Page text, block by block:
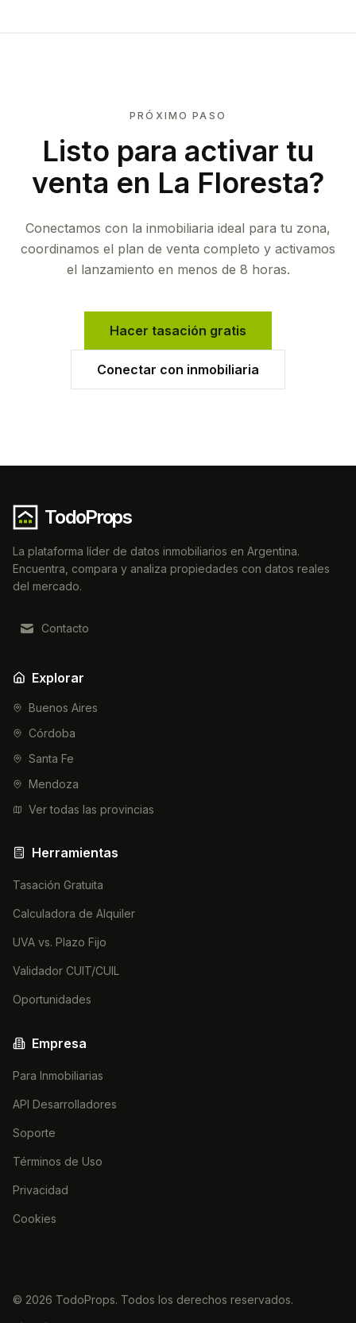
PRÓXIMO PASO
Listo para activar tu
venta en La Floresta?
Conectamos con la inmobiliaria ideal para tu zona,
coordinamos el plan de venta completo y activamos
el lanzamiento en menos de 8 horas.
Hacer tasación gratis
Conectar con inmobiliaria
TodoProps
La plataforma líder de datos inmobiliarios en Argentina.
Encuentra, compara y analiza propiedades con datos reales
del mercado.
Contacto
Explorar
Buenos Aires
Córdoba
Santa Fe
Mendoza
Ver todas las provincias
Herramientas
Tasación Gratuita
Calculadora de Alquiler
UVA vs. Plazo Fijo
Validador CUIT/CUIL
Oportunidades
Empresa
Para Inmobiliarias
API Desarrolladores
Soporte
Términos de Uso
Privacidad
Cookies
© 2026 TodoProps. Todos los derechos reservados.